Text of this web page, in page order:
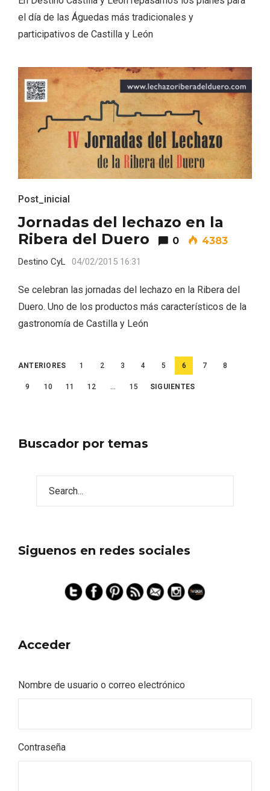
el día de las Águedas más tradicionales y
participativos de Castilla y León
Post_inicial
Jornadas del lechazo en la
Ribera del Duero
0 4383
Destino CyL 04/02/2015 16:31
Se celebran las jornadas del lechazo en la Ribera del
Duero. Uno de los productos más característicos de la
gastronomía de Castilla y León
Paginación
de
ANTERIORES 1 2 3 4 5 6 7 8
9 10 11 12 … 15 SIGUIENTES
Buscador por temas
Siguenos en redes sociales
Acceder
Nombre de usuario o correo electrónico
Contraseña
Salón Gourmet 2026
Disfrutar de la Semana Santa en Rueda
en 2026